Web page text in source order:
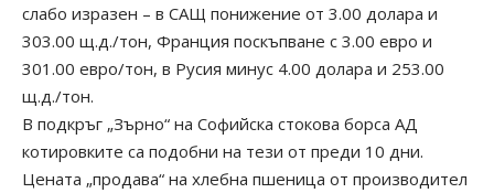
слабо изразен – в САЩ понижение от 3.00 долара и
303.00 щ.д./тон, Франция поскъпване с 3.00 евро и
301.00 евро/тон, в Русия минус 4.00 долара и 253.00
щ.д./тон.
В подкръг „Зърно“ на Софийска стокова борса АД
котировките са подобни на тези от преди 10 дни.
Цената „продава“ на хлебна пшеница от производител